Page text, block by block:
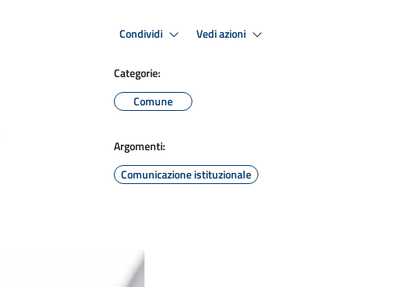
Condividi Vedi azioni
Categorie:
Comune
Argomenti:
Comunicazione istituzionale